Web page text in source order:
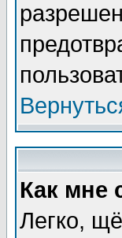
Как мне
Легко,